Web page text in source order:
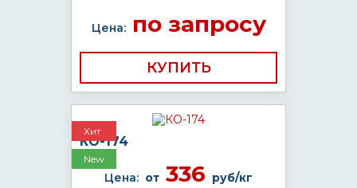
Цена:по запросу
КУПИТЬ
Хит
New
КО-174
Цена: от 336 руб/кг